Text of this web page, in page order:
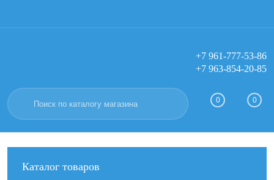
Вход Регистрация
+7 961-777-53-86
+7 963-854-20-85
0 0
Каталог товаров